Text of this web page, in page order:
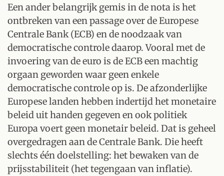
Een ander belangrijk gemis in de nota is het
ontbreken van een passage over de Europese
Centrale Bank (ECB) en de noodzaak van
democratische controle daarop. Vooral met de
invoering van de euro is de ECB een machtig
orgaan geworden waar geen enkele
democratische controle op is. De afzonderlijke
Europese landen hebben indertijd het monetaire
beleid uit handen gegeven en ook politiek
Europa voert geen monetair beleid. Dat is geheel
overgedragen aan de Centrale Bank. Die heeft
slechts één doelstelling: het bewaken van de
prijsstabiliteit (het tegengaan van inflatie).